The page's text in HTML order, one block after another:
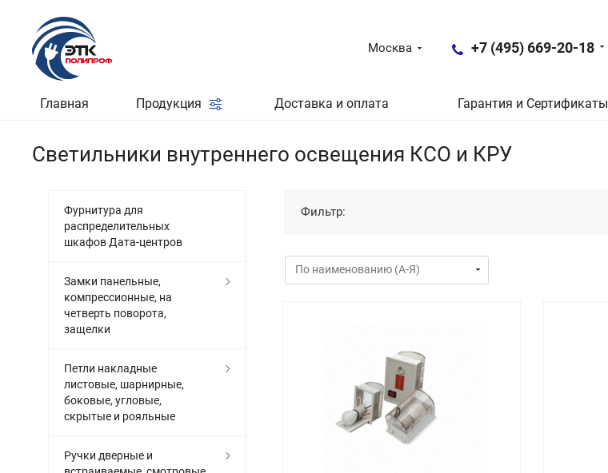
Москва +7 (495) 669-20-18
Главная Продукция Доставка и оплата Гарантия и Сертификаты
Светильники внутреннего освещения КСО и КРУ
Фильтр:
Фурнитура для
распределительных
шкафов Дата-центров
Замки панельные,
компрессионные, на
четверть поворота,
защелки
Петли накладные
листовые, шарнирные,
боковые, угловые,
скрытые и рояльные
Ручки дверные и